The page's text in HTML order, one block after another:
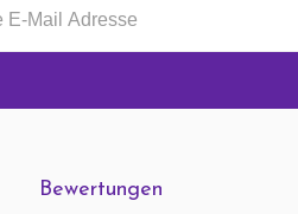
Bewertungen